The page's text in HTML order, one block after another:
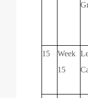
1 5
Week
1 5
C